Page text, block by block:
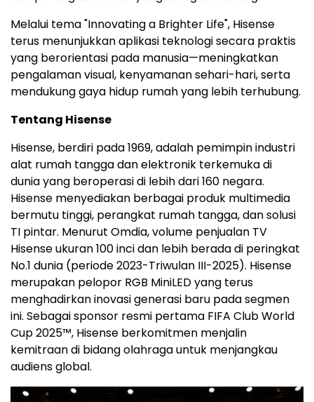
Melalui tema "Innovating a Brighter Life", Hisense
terus menunjukkan aplikasi teknologi secara praktis
yang berorientasi pada manusia—meningkatkan
pengalaman visual, kenyamanan sehari-hari, serta
mendukung gaya hidup rumah yang lebih terhubung.
Tentang Hisense
Hisense, berdiri pada 1969, adalah pemimpin industri
alat rumah tangga dan elektronik terkemuka di
dunia yang beroperasi di lebih dari 160 negara.
Hisense menyediakan berbagai produk multimedia
bermutu tinggi, perangkat rumah tangga, dan solusi
TI pintar. Menurut Omdia, volume penjualan TV
Hisense ukuran 100 inci dan lebih berada di peringkat
No.1 dunia (periode 2023-Triwulan III-2025). Hisense
merupakan pelopor RGB MiniLED yang terus
menghadirkan inovasi generasi baru pada segmen
ini. Sebagai sponsor resmi pertama FIFA Club World
Cup 2025™, Hisense berkomitmen menjalin
kemitraan di bidang olahraga untuk menjangkau
audiens global.